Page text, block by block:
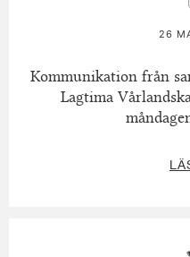
26
Kommunikation från
Lagtima